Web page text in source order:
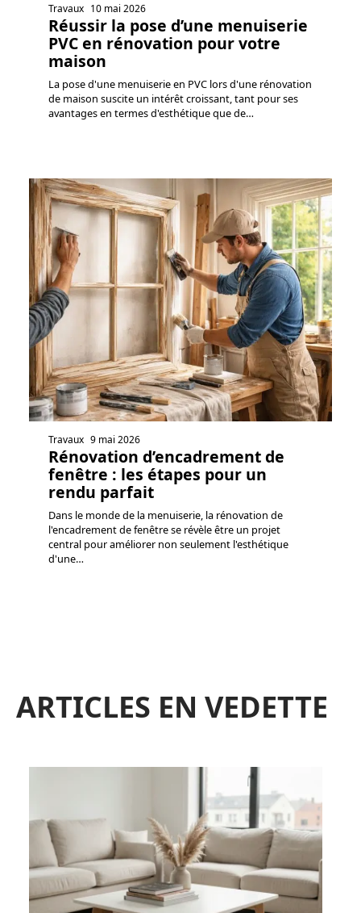
Travaux 10 mai 2026
Réussir la pose d’une menuiserie
PVC en rénovation pour votre
maison
La pose d'une menuiserie en PVC lors d'une rénovation
de maison suscite un intérêt croissant, tant pour ses
avantages en termes d'esthétique que de…
Travaux 9 mai 2026
Rénovation d’encadrement de
fenêtre : les étapes pour un
rendu parfait
Dans le monde de la menuiserie, la rénovation de
l'encadrement de fenêtre se révèle être un projet
central pour améliorer non seulement l'esthétique
d'une…
ARTICLES EN VEDETTE